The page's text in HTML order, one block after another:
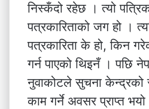
निस्कँदो रहेछ । त्यो
पत्रकारिताको जग हो ।
पत्रकारिता के हो, किन
गर्न पाएको थिइनँ । पछि
नुवाकोटले सुचना केन्द्रको
काम गर्ने अवसर प्राप्त